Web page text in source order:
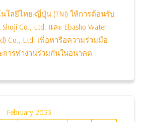
โลยีไทย-ญี่ปุ่น (TNI) ให้การต้อนรับ
Co., Ltd. และ Ebasho Water
Co., Ltd. เพื่อหารือความร่วมมือ
การทำงานร่วมกันในอนาคต
February 2023